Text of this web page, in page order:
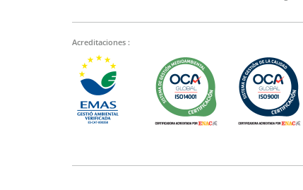
Acreditaciones :